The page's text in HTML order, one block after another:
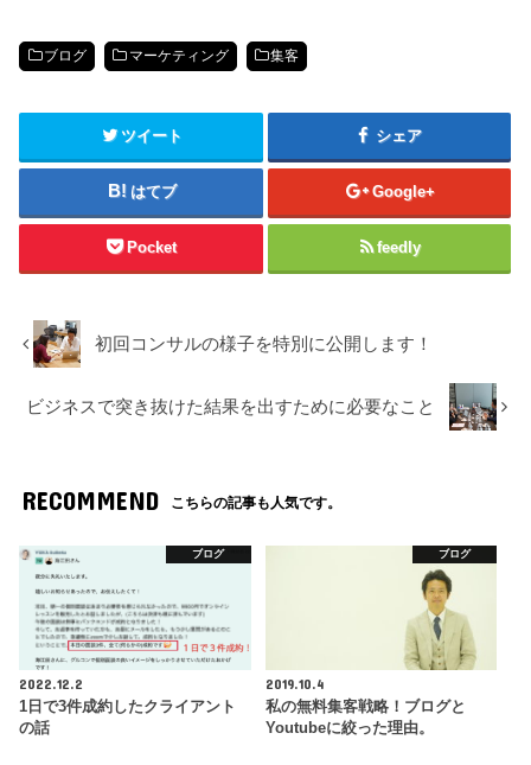
ブログ マーケティング 集客
ツイート シェア
はてブ Google+
Pocket feedly
初回コンサルの様子を特別に公開します！
ビジネスで突き抜けた結果を出すために必要なこと
RECOMMEND こちらの記事も人気です。
ブログ
2022.12.2
1日で3件成約したクライアント
の話
ブログ
2019.10.4
私の無料集客戦略！ブログと
Youtubeに絞った理由。